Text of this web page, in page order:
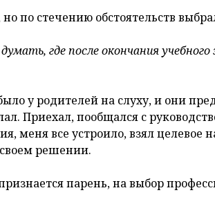
по стечению обстоятельств
где после окончания учебного
у родителей на слуху, и они
Приехал, пообщался с
меня все устроило, взял целевое
решении.
парень, на выбор